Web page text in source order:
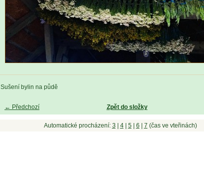
Sušení bylin na půdě
← Předchozí Zpět do složky
Automatické procházení: 3 4| 5| 6 7 (čas ve vteřinách)